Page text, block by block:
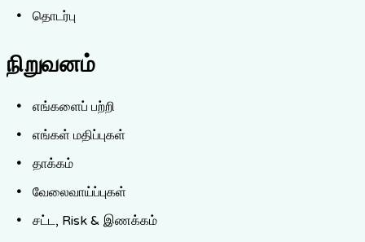
தொடர்பு
நிறுவனம்
எங்களைப் பற்றி
எங்கள் மதிப்புகள்
தாக்கம்
வேலைவாய்ப்புகள்
சட்ட, Risk & இணக்கம்